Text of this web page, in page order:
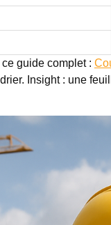
guide complet :
Insight : une